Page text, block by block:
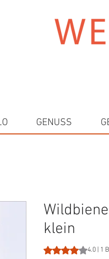
klein
Das Rating 4.0 | 1
GENUSS